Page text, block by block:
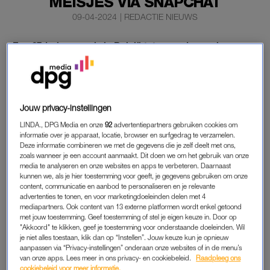
09-04-2024 | REDACTIE NIEUWS
Een 27-jarige man is in België tot zeven jaar cel
veroordeeld voor een reeks zedendelicten met
minderjarigen. Hij benaderde meisjes via een spel op de
app Snapchat.
In het onderzoek kwam een veertigtal slachtoffers in België en
Nederland in beeld, maar niet iedereen kon geïdentificeerd
worden.
SNAPCHAT
De man probeerde de meisjes zo ver te krijgen dat ze
naaktbeelden van zichzelf stuurden en zette hen onder druk
om steeds verder te gaan. Als de meisjes niet wilden
meewerken, dreigde hij naar hun huis te komen of eerder
gestuurde beelden openbaar te maken.
Jouw privacy-instellingen
LINDA., DPG Media en onze92 advertentiepartners gebruiken cookies om
informatie over je apparaat, locatie, browser en surfgedrag te verzamelen.
Deze informatie combineren we met de gegevens die je zelf deelt met ons,
zoals wanneer je een account aanmaakt. Dit doen we om het gebruik van onze
media te analyseren en onze websites en apps te verbeteren. Daarnaast
kunnen we, als je hier toestemming voor geeft, je gegevens gebruiken om onze
content, communicatie en aanbod te personaliseren en je relevante
advertenties te tonen, en voor marketingdoeleinden delen met 4
mediapartners. Ook content van 13 externe platformen wordt enkel getoond
met jouw toestemming. Geef toestemming of stel je eigen keuze in. Door op
"Akkoord" te klikken, geef je toestemming voor onderstaande doeleinden. Wil
je niet alles toestaan, klik dan op “Instellen”. Jouw keuze kun je opnieuw
aanpassen via “Privacy-instellingen” onderaan onze websites of in de menu’s
van onze apps. Lees meer in ons privacy- en cookiebeleid.
Raadpleeg ons
cookiebeleid voor meer informatie.